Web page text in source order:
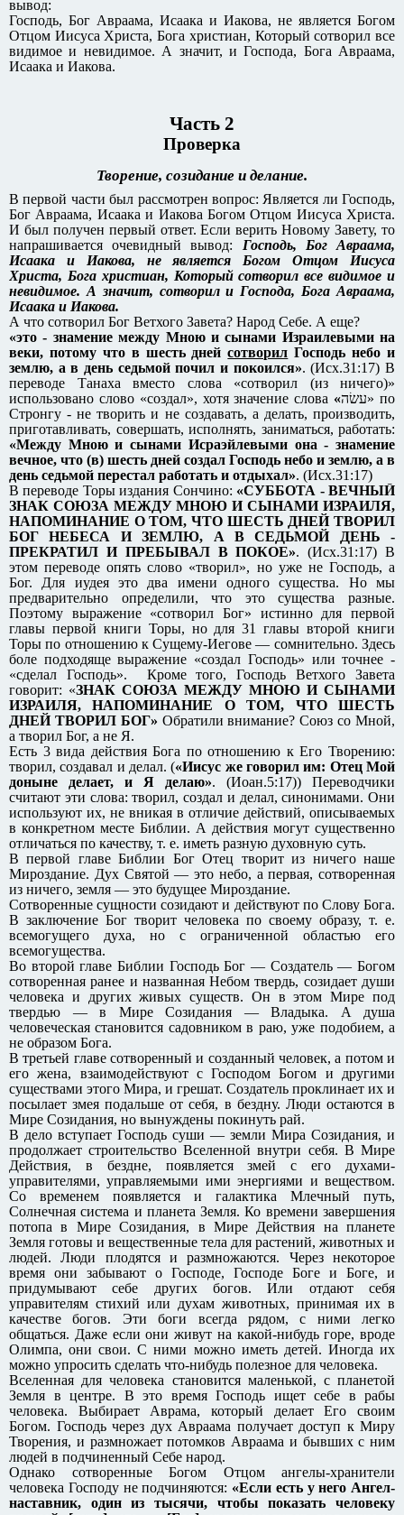
вывод:
Господь, Бог Авраама, Исаака и Иакова, не является Богом
Отцом Иисуса Христа, Бога христиан, Который сотворил все
видимое и невидимое. А значит, и Господа, Бога Авраама,
Исаака и Иакова.
Часть 2
Проверка
Творение, созидание и делание.
В первой части был рассмотрен вопрос: Является ли Господь,
Бог Авраама, Исаака и Иакова Богом Отцом Иисуса Христа.
И был получен первый ответ. Если верить Новому Завету, то
напрашивается очевидный вывод: Господь, Бог Авраама,
Исаака и Иакова, не является Богом Отцом Иисуса
Христа, Бога христиан, Который сотворил все видимое и
невидимое. А значит, сотворил и Господа, Бога Авраама,
Исаака и Иакова.
А что сотворил Бог Ветхого Завета? Народ Себе. А еще?
«это - знамение между Мною и сынами Израилевыми на
веки, потому что в шесть днейсотворил Господь небо и
землю, а в день седьмой почил и покоился». (Исх.31:17) В
переводе Танаха вместо слова «сотворил (из ничего)»
использовано слово «создал», хотя значение слова «עשׂה‎» по
Стронгу - не творить и не создавать, а делать, производить,
приготавливать, совершать, исполнять, заниматься, работать:
«Между Мною и сынами Исраэйлевыми она - знамение
вечное, что (в) шесть дней создал Господь небо и землю, а в
день седьмой перестал работать и отдыхал». (Исх.31:17)
В переводе Торы издания Сончино: «СУББОТА - ВЕЧНЫЙ
ЗНАК СОЮЗА МЕЖДУ МНОЮ И СЫНАМИ ИЗРАИЛЯ,
НАПОМИНАНИЕ О ТОМ, ЧТО ШЕСТЬ ДНЕЙ ТВОРИЛ
БОГ НЕБЕСА И ЗЕМЛЮ, А В СЕДЬМОЙ ДЕНЬ -
ПРЕКРАТИЛ И ПРЕБЫВАЛ В ПОКОЕ». (Исх.31:17) В
этом переводе опять слово «творил», но уже не Господь, а
Бог. Для иудея это два имени одного существа. Но мы
предварительно определили, что это существа разные.
Поэтому выражение «сотворил Бог» истинно для первой
главы первой книги Торы, но для 31 главы второй книги
Торы по отношению к Сущему-Иегове — сомнительно. Здесь
боле подходяще выражение «создал Господь» или точнее -
«сделал Господь». Кроме того, Господь Ветхого Завета
говорит: «ЗНАК СОЮЗА МЕЖДУ МНОЮ И СЫНАМИ
ИЗРАИЛЯ, НАПОМИНАНИЕ О ТОМ, ЧТО ШЕСТЬ
ДНЕЙ ТВОРИЛ БОГ» Обратили внимание? Союз со Мной,
а творил Бог, а не Я.
Есть 3 вида действия Бога по отношению к Его Творению:
творил, создавал и делал. («Иисус же говорил им: Отец Мой
доныне делает, и Я делаю». (Иоан.5:17)) Переводчики
считают эти слова: творил, создал и делал, синонимами. Они
используют их, не вникая в отличие действий, описываемых
в конкретном месте Библии. А действия могут существенно
отличаться по качеству, т. е. иметь разную духовную суть.
В первой главе Библии Бог Отец творит из ничего наше
Мироздание. Дух Святой — это небо, а первая, сотворенная
из ничего, земля — это будущее Мироздание.
Сотворенные сущности созидают и действуют по Слову Бога.
В заключение Бог творит человека по своему образу, т. е.
всемогущего духа, но с ограниченной областью его
всемогущества.
Во второй главе Библии Господь Бог — Создатель — Богом
сотворенная ранее и названная Небом твердь, созидает души
человека и других живых существ. Он в этом Мире под
твердью — в Мире Созидания — Владыка. А душа
человеческая становится садовником в раю, уже подобием, а
не образом Бога.
В третьей главе сотворенный и созданный человек, а потом и
его жена, взаимодействуют с Господом Богом и другими
существами этого Мира, и грешат. Создатель проклинает их и
посылает змея подальше от себя, в бездну. Люди остаются в
Мире Созидания, но вынуждены покинуть рай.
В дело вступает Господь суши — земли Мира Созидания, и
продолжает строительство Вселенной внутри себя. В Мире
Действия, в бездне, появляется змей с его духами-
управителями, управляемыми ими энергиями и веществом.
Со временем появляется и галактика Млечный путь,
Солнечная система и планета Земля. Ко времени завершения
потопа в Мире Созидания, в Мире Действия на планете
Земля готовы и вещественные тела для растений, животных и
людей. Люди плодятся и размножаются. Через некоторое
время они забывают о Господе, Господе Боге и Боге, и
придумывают себе других богов. Или отдают себя
управителям стихий или духам животных, принимая их в
качестве богов. Эти боги всегда рядом, с ними легко
общаться. Даже если они живут на какой-нибудь горе, вроде
Олимпа, они свои. С ними можно иметь детей. Иногда их
можно упросить сделать что-нибудь полезное для человека.
Вселенная для человека становится маленькой, с планетой
Земля в центре. В это время Господь ищет себе в рабы
человека. Выбирает Аврама, который делает Его своим
Богом. Господь через дух Авраама получает доступ к Миру
Творения, и размножает потомков Авраама и бывших с ним
людей в подчиненный Себе народ.
Однако сотворенные Богом Отцом ангелы-хранители
человека Господу не подчиняются: «Если есть у него Ангел-
наставник, один из тысячи, чтобы показать человеку